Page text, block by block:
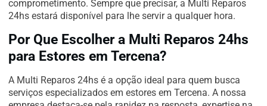
comprometimento. Sempre que precisar, a Multi Reparos
24hs estará disponível para lhe servir a qualquer hora.
Por Que Escolher a Multi Reparos 24hs
para Estores em Tercena?
A Multi Reparos 24hs é a opção ideal para quem busca
serviços especializados em estores em Tercena. A nossa